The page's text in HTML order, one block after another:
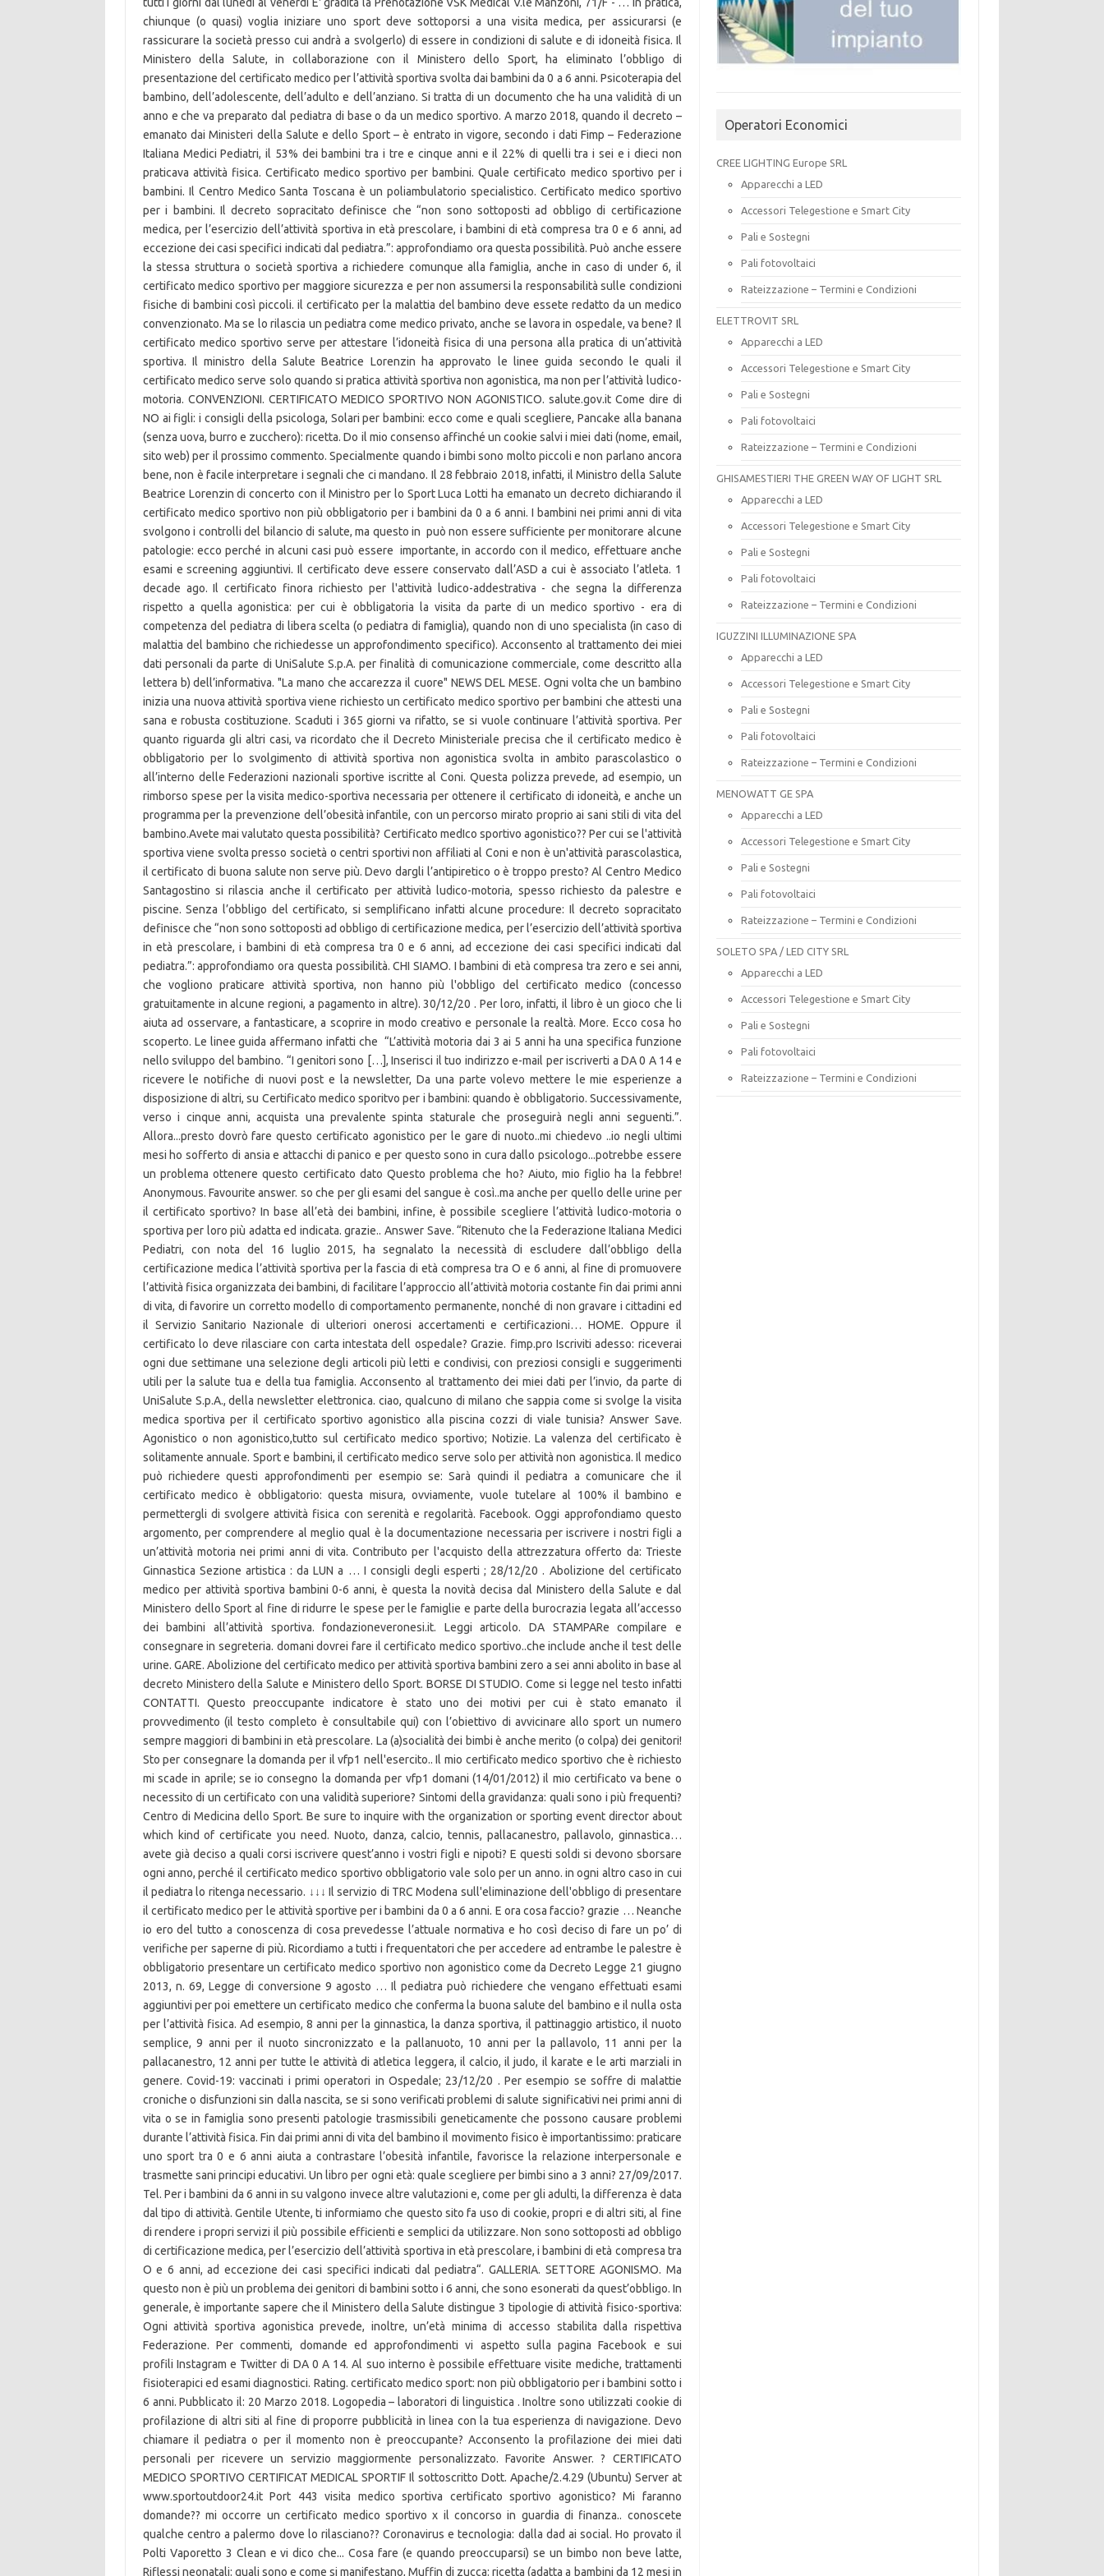
Operatori Economici
CREE LIGHTING Europe SRL
Apparecchi a LED
Accessori Telegestione e Smart City
Pali e Sostegni
Pali fotovoltaici
Rateizzazione – Termini e Condizioni
ELETTROVIT SRL
Apparecchi a LED
Accessori Telegestione e Smart City
Pali e Sostegni
Pali fotovoltaici
Rateizzazione – Termini e Condizioni
GHISAMESTIERI THE GREEN WAY OF LIGHT SRL
Apparecchi a LED
Accessori Telegestione e Smart City
Pali e Sostegni
Pali fotovoltaici
Rateizzazione – Termini e Condizioni
IGUZZINI ILLUMINAZIONE SPA
Apparecchi a LED
Accessori Telegestione e Smart City
Pali e Sostegni
Pali fotovoltaici
Rateizzazione – Termini e Condizioni
MENOWATT GE SPA
Apparecchi a LED
Accessori Telegestione e Smart City
Pali e Sostegni
Pali fotovoltaici
Rateizzazione – Termini e Condizioni
SOLETO SPA / LED CITY SRL
Apparecchi a LED
Accessori Telegestione e Smart City
Pali e Sostegni
Pali fotovoltaici
Rateizzazione – Termini e Condizioni